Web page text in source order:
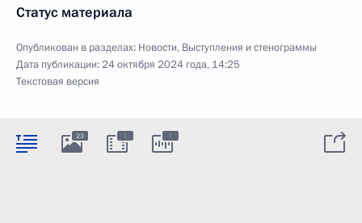
Статус материала
Опубликован в разделах: Новости, Выступления и стенограммы
Дата публикации:24 октября 2024 года, 14:25
Текстовая версия
23 : :